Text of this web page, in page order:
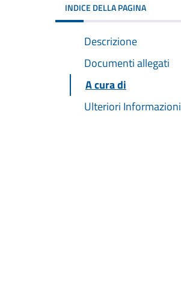
INDICE DELLA PAGINA
Descrizione
Documenti allegati
A cura di
Ulteriori Informazioni